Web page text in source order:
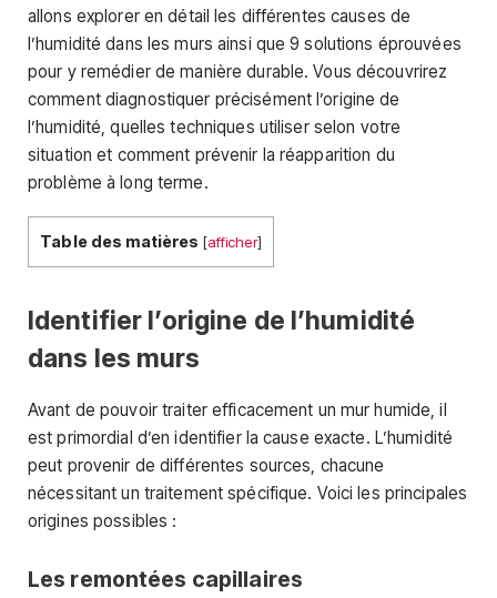
allons explorer en détail les différentes causes de
l’humidité dans les murs ainsi que 9 solutions éprouvées
pour y remédier de manière durable. Vous découvrirez
comment diagnostiquer précisément l’origine de
l’humidité, quelles techniques utiliser selon votre
situation et comment prévenir la réapparition du
problème à long terme.
Table des matières [afficher]
Identifier l’origine de l’humidité
dans les murs
Avant de pouvoir traiter efficacement un mur humide, il
est primordial d’en identifier la cause exacte. L’humidité
peut provenir de différentes sources, chacune
nécessitant un traitement spécifique. Voici les principales
origines possibles :
Les remontées capillaires